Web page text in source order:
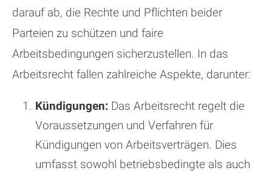
darauf ab, die Rechte und Pflichten beider
Parteien zu schützen und faire
Arbeitsbedingungen sicherzustellen. In das
Arbeitsrecht fallen zahlreiche Aspekte, darunter:
Kündigungen: Das Arbeitsrecht regelt die
Voraussetzungen und Verfahren für
Kündigungen von Arbeitsverträgen. Dies
umfasst sowohl betriebsbedingte als auch